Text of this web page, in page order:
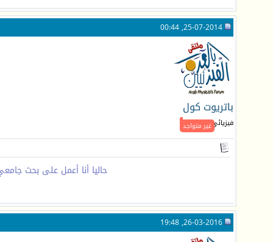
باتريوت كول
غير متواجد
فيزيائي جـديد
حاليا أنا أعمل على بحث